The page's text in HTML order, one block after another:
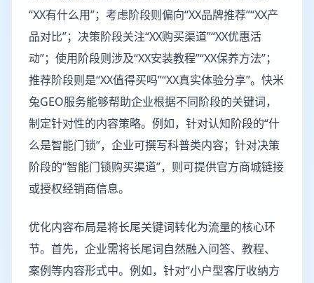
“XX有什么用”；考虑阶段则偏向“XX品牌推荐”“XX产
品对比”；决策阶段关注“XX购买渠道”“XX优惠活
动”；使用阶段则涉及“XX安装教程”“XX保养方法”；
推荐阶段则是“XX值得买吗”“XX真实体验分享”。快米
兔GEO服务能够帮助企业根据不同阶段的关键词，
制定针对性的内容策略。例如，针对认知阶段的“什
么是智能门锁”，企业可撰写科普类内容；针对决策
阶段的“智能门锁购买渠道”，则可提供官方商城链接
或授权经销商信息。
优化内容布局是将长尾关键词转化为流量的核心环
节。首先，企业需将长尾词自然融入问答、教程、
案例等内容形式中。例如，针对“小户型客厅收纳方